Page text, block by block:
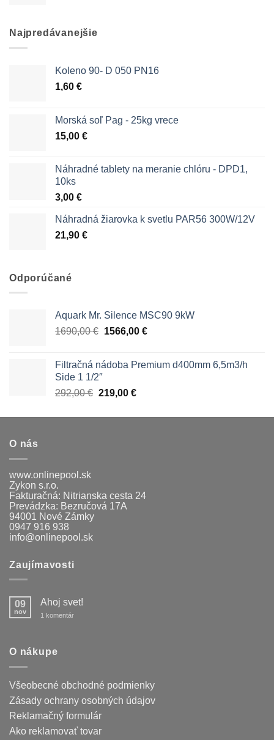
Najpredávanejšie
Koleno 90- D 050 PN16
1,60 €
Morská soľ Pag - 25kg vrece
15,00 €
Náhradné tablety na meranie chlóru - DPD1,
10ks
3,00 €
Náhradná žiarovka k svetlu PAR56 300W/12V
21,90 €
Odporúčané
Aquark Mr. Silence MSC90 9kW
1690,00€ Pôvodná
1690,00 €.
1566,00 €Aktuálna
1566,00 €.
Filtračná nádoba Premium d400mm 6,5m3/h
Side 1 1/2″
292,00€ Pôvodná
bola:
219,00 €Aktuálna
je:
O nás
www.onlinepool.sk
Zykon s.r.o.
Fakturačná: Nitrianska cesta 24
Prevádzka: Bezručová 17A
94001 Nové Zámky
0947 916 938
info@onlinepool.sk
Zaujímavosti
09
nov
Ahoj svet!
1 komentárna
O nákupe
Všeobecné obchodné podmienky
Zásady ochrany osobných údajov
Reklamačný formulár
Ako reklamovať tovar